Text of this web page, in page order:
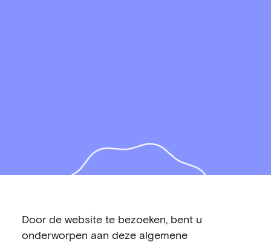
Door de website te bezoeken, bent u
onderworpen aan deze algemene